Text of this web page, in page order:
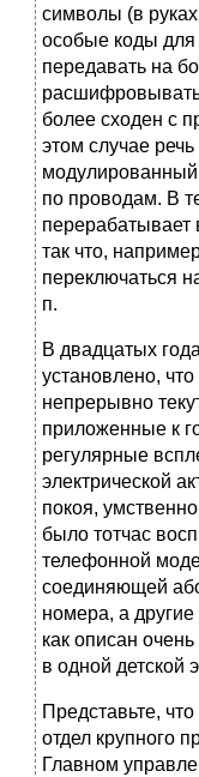
символы (в
особые коды для
передавать на
более сходен с
этом случае
по проводам. В
так что,
переключаться
п.
В двадцатых
установлено,
непрерывно
приложенные к
регулярные
электрической
покоя,
было тотчас
телефонной
соединяющей
номера, а
как описан
в одной детской
Представьте,
отдел крупного
Главном